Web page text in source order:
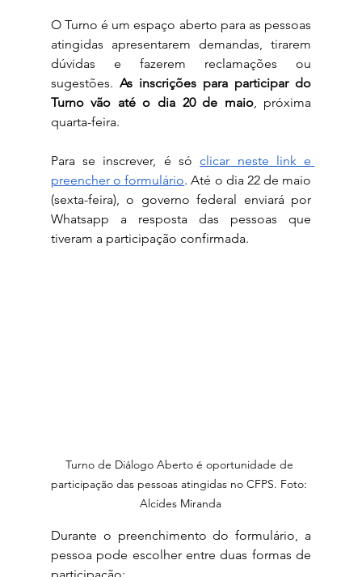
O Turno é um espaço aberto para as pessoas
atingidas apresentarem demandas, tirarem
dúvidas e fazerem reclamações ou
sugestões. As inscrições para participar do
Turno vão até o dia 20 de maio, próxima
quarta-feira.
Para se inscrever, é só clicar neste link e
preencher o formulário. Até o dia 22 de maio
(sexta-feira), o governo federal enviará por
Whatsapp a resposta das pessoas que
tiveram a participação confirmada.
Turno de Diálogo Aberto é oportunidade de
participação das pessoas atingidas no CFPS. Foto:
Alcides Miranda
Durante o preenchimento do formulário, a
pessoa pode escolher entre duas formas de